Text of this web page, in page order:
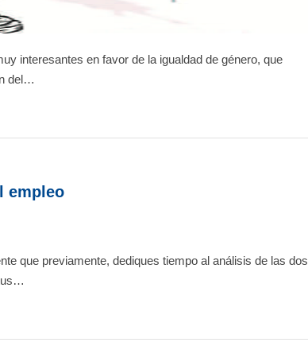
interesantes en favor de la igualdad de género, que
del…
empleo
que previamente, dediques tiempo al análisis de las dos